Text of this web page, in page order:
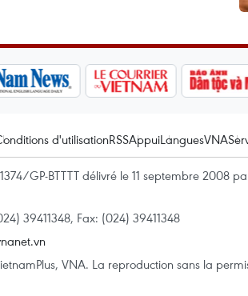
d'utilisationRSSAppuiLanguesVNA
GP-BTTTT délivré le 11 septembre 2008
39411348, Fax: (024) 39411348
VNA. La reproduction sans la